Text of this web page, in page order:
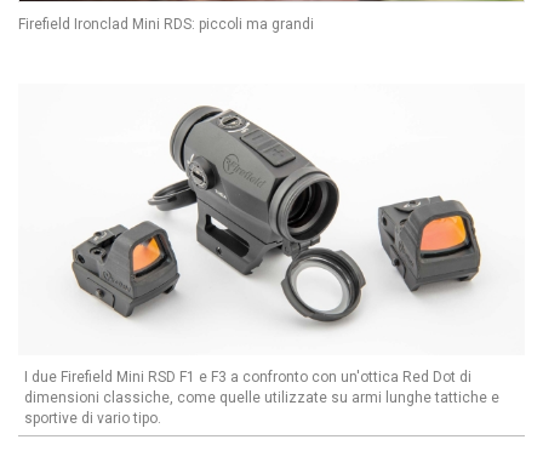
Firefield Ironclad Mini RDS: piccoli ma grandi
I due Firefield Mini RSD F1 e F3 a confronto con un'ottica Red Dot di
dimensioni classiche, come quelle utilizzate su armi lunghe tattiche e
sportive di vario tipo.